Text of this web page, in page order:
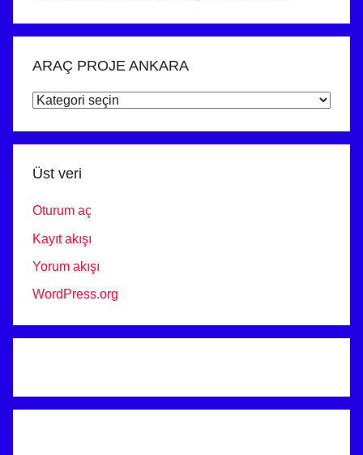
ARAÇ PROJE ANKARA
ARAÇ
ANKARA
Üst veri
Oturum aç
Kayıt akışı
Yorum akışı
WordPress.org